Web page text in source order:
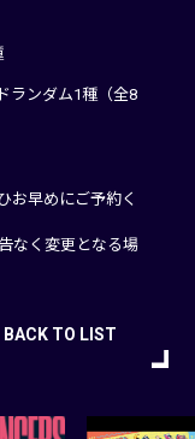
ランダム1種（全8
お早めにご予約く
なく変更となる場
BACK TO LIST